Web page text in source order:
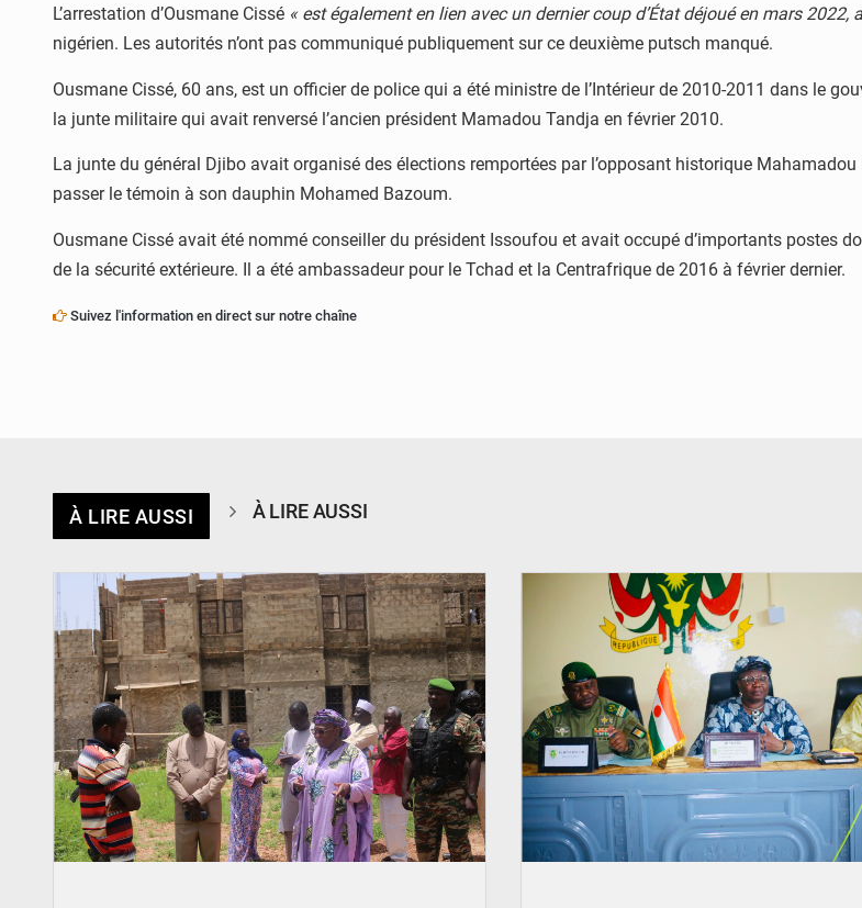
L’arrestation d’Ousmane Cissé « est également en lien avec un dernier coup d’État déjoué en mars
nigérien. Les autorités n’ont pas communiqué publiquement sur ce deuxième putsch manqué.
Ousmane Cissé, 60 ans, est un officier de police qui a été ministre de l’Intérieur de 2010-2011 dans le
la junte militaire qui avait renversé l’ancien président Mamadou Tandja en février 2010.
La junte du général Djibo avait organisé des élections remportées par l’opposant historique
passer le témoin à son dauphin Mohamed Bazoum.
Ousmane Cissé avait été nommé conseiller du président Issoufou et avait occupé d’importants postes
de la sécurité extérieure. Il a été ambassadeur pour le Tchad et la Centrafrique de 2016 à février dernier.
Suivez l'information en direct sur notre chaîne
À LIRE AUSSI À LIRE AUSSI